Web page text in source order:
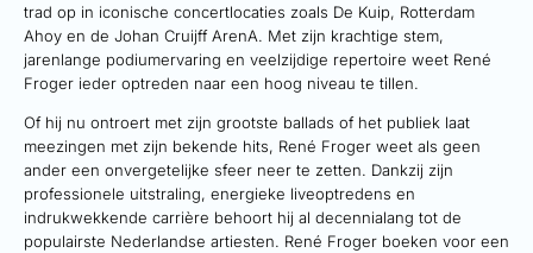
trad op in iconische concertlocaties zoals De Kuip, Rotterdam
Ahoy en de Johan Cruijff ArenA. Met zijn krachtige stem,
jarenlange podiumervaring en veelzijdige repertoire weet René
Froger ieder optreden naar een hoog niveau te tillen.
Of hij nu ontroert met zijn grootste ballads of het publiek laat
meezingen met zijn bekende hits, René Froger weet als geen
ander een onvergetelijke sfeer neer te zetten. Dankzij zijn
professionele uitstraling, energieke liveoptredens en
indrukwekkende carrière behoort hij al decennialang tot de
populairste Nederlandse artiesten. René Froger boeken voor een